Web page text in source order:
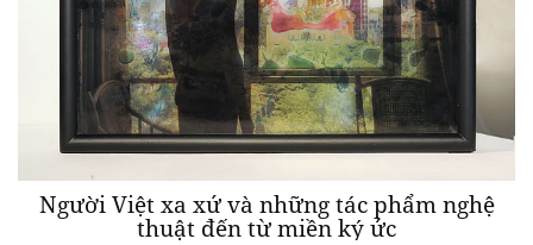
Người Việt xa xứ và những tác phẩm nghệ
thuật đến từ miền ký ức